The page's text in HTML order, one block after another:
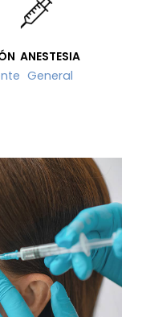
ANESTESIA
General